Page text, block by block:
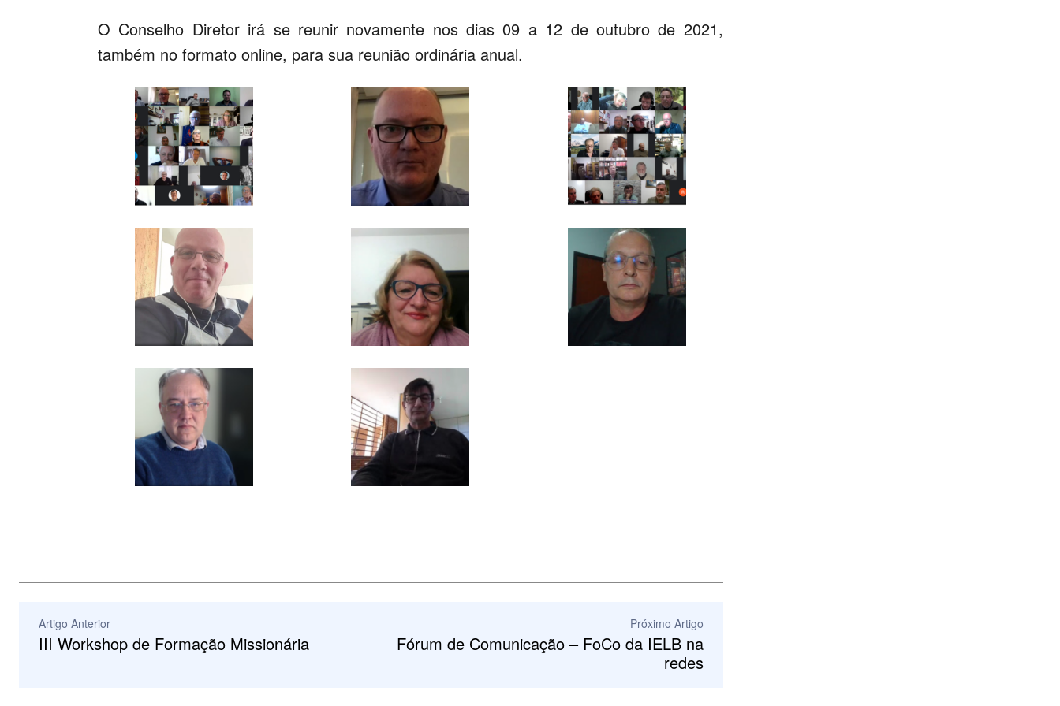
O Conselho Diretor irá se reunir novamente nos dias 09 a 12 de outubro de 2021,
também no formato online, para sua reunião ordinária anual.
Artigo Anterior
III Workshop de Formação Missionária
Próximo Artigo
Fórum de Comunicação – FoCo da IELB na
redes